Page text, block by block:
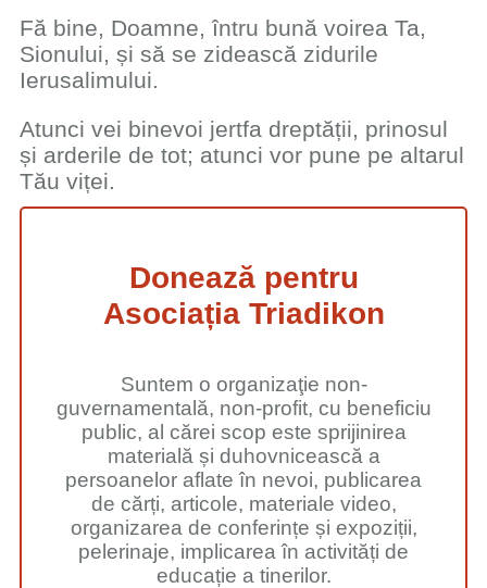
Fă bine, Doamne, întru bună voirea Ta,
Sionului, și să se zidească zidurile
Ierusalimului.
Atunci vei binevoi jertfa dreptății, prinosul
și arderile de tot; atunci vor pune pe altarul
Tău viței.
Donează pentru
Asociația Triadikon
Suntem o organizaţie non-
guvernamentală, non-profit, cu beneficiu
public, al cărei scop este sprijinirea
materială și duhovnicească a
persoanelor aflate în nevoi, publicarea
de cărți, articole, materiale video,
organizarea de conferințe și expoziții,
pelerinaje, implicarea în activități de
educație a tinerilor.